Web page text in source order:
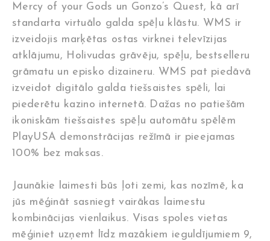
Mercy of your Gods un Gonzo’s Quest, kā arī
standarta virtuālo galda spēļu klāstu. WMS ir
izveidojis marķētas ostas virknei televīzijas
atklājumu, Holivudas grāvēju, spēļu, bestselleru
grāmatu un episko dizaineru. WMS pat piedāvā
izveidot digitālo galda tiešsaistes spēli, lai
piederētu kazino internetā. Dažas no patiešām
ikoniskām tiešsaistes spēļu automātu spēlēm
PlayUSA demonstrācijas režīmā ir pieejamas
100% bez maksas.
Jaunākie laimesti būs ļoti zemi, kas nozīmē, ka
jūs mēģināt sasniegt vairākas laimestu
kombinācijas vienlaikus. Visas spoles vietas
mēģiniet uzņemt līdz mazākiem ieguldījumiem 9,